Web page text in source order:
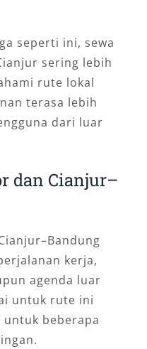
seperti ini, sewa
sering lebih
rute lokal
terasa lebih
dari luar
dan Cianjur–
kerja,
agenda luar
untuk rute ini
untuk beberapa